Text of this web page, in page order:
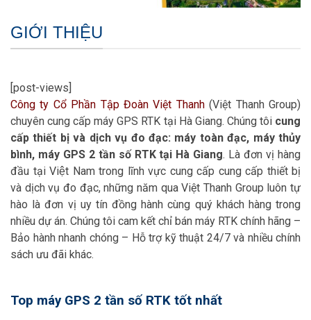
GIỚI THIỆU
[post-views]
Công ty Cổ Phần Tập Đoàn Việt Thanh(Việt Thanh Group)
chuyên cung cấp máy GPS RTK tại Hà Giang. Chúng tôi cung
cấp thiết bị và dịch vụ đo đạc: máy toàn đạc, máy thủy
bình, máy GPS 2 tần số RTK tại Hà Giang. Là đơn vị hàng
đầu tại Việt Nam trong lĩnh vực cung cấp cung cấp thiết bị
và dịch vụ đo đạc, những năm qua Việt Thanh Group luôn tự
hào là đơn vị uy tín đồng hành cùng quý khách hàng trong
nhiều dự án. Chúng tôi cam kết chỉ bán máy RTK chính hãng –
Bảo hành nhanh chóng – Hỗ trợ kỹ thuật 24/7 và nhiều chính
sách ưu đãi khác.
Top máy GPS 2 tần số RTK tốt nhất